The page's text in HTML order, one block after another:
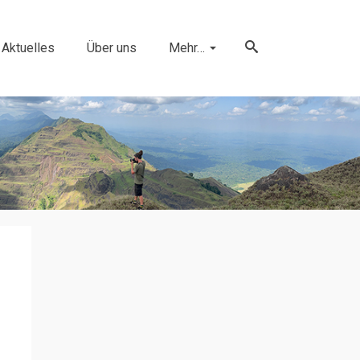
Aktuelles Über uns Mehr…